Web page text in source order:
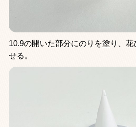
10.9の開いた部分にのりを塗り、
せる。